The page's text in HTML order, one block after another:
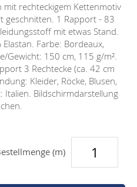
mit rechteckigem Kettenmotiv
geschnitten. 1 Rapport - 83
mit etwas Stand.
Farbe: Bordeaux,
Gewicht: 150 cm, 115 g/m².
3 Rechtecke (ca. 42 cm
Kleider, Röcke, Blusen,
Italien. Bildschirmdarstellung
(m)